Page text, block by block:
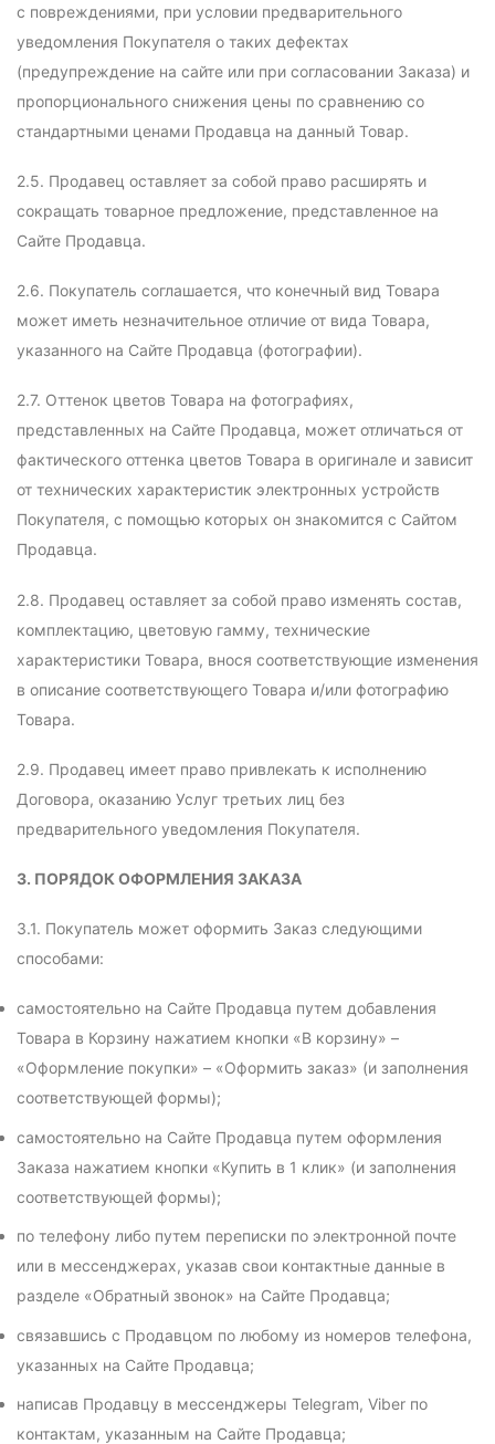
с повреждениями, при условии предварительного
уведомления Покупателя о таких дефектах
(предупреждение на сайте или при согласовании Заказа) и
пропорционального снижения цены по сравнению со
стандартными ценами Продавца на данный Товар.
2.5. Продавец оставляет за собой право расширять и
сокращать товарное предложение, представленное на
Сайте Продавца.
2.6. Покупатель соглашается, что конечный вид Товара
может иметь незначительное отличие от вида Товара,
указанного на Сайте Продавца (фотографии).
2.7. Оттенок цветов Товара на фотографиях,
представленных на Сайте Продавца, может отличаться от
фактического оттенка цветов Товара в оригинале и зависит
от технических характеристик электронных устройств
Покупателя, с помощью которых он знакомится с Сайтом
Продавца.
2.8. Продавец оставляет за собой право изменять состав,
комплектацию, цветовую гамму, технические
характеристики Товара, внося соответствующие изменения
в описание соответствующего Товара и/или фотографию
Товара.
2.9. Продавец имеет право привлекать к исполнению
Договора, оказанию Услуг третьих лиц без
предварительного уведомления Покупателя.
3. ПОРЯДОК ОФОРМЛЕНИЯ ЗАКАЗА
3.1. Покупатель может оформить Заказ следующими
способами:
самостоятельно на Сайте Продавца путем добавления
Товара в Корзину нажатием кнопки «В корзину» –
«Оформление покупки» – «Оформить заказ» (и заполнения
соответствующей формы);
самостоятельно на Сайте Продавца путем оформления
Заказа нажатием кнопки «Купить в 1 клик» (и заполнения
соответствующей формы);
по телефону либо путем переписки по электронной почте
или в мессенджерах, указав свои контактные данные в
разделе «Обратный звонок» на Сайте Продавца;
связавшись с Продавцом по любому из номеров телефона,
указанных на Сайте Продавца;
написав Продавцу в мессенджеры Telegram, Viber по
контактам, указанным на Сайте Продавца;